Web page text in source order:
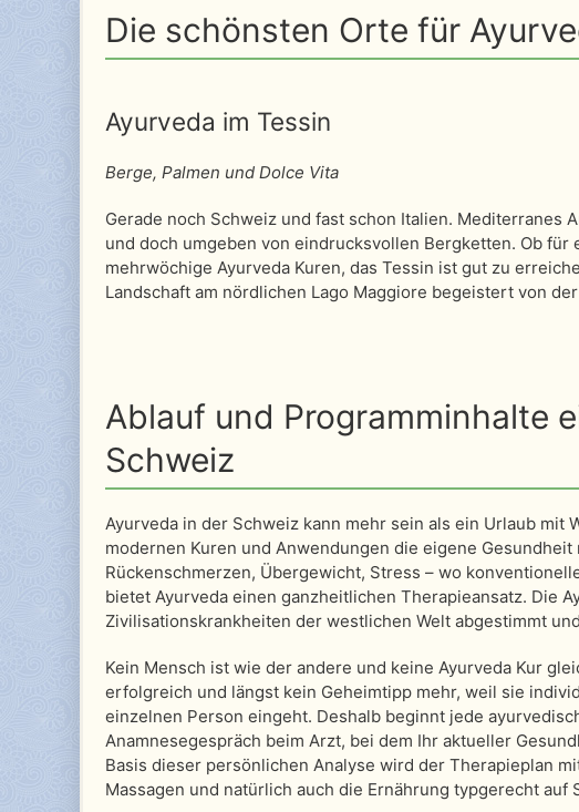
Die schönsten Orte für
Ayurveda im Tessin
Berge, Palmen und Dolce Vita
Gerade noch Schweiz und fast schon Italien. Mediterranes
und doch umgeben von eindrucksvollen Bergketten. Ob für
mehrwöchige Ayurveda Kuren, das Tessin ist gut zu
Landschaft am nördlichen Lago Maggiore begeistert von
Ablauf und Programminhalte
Schweiz
Ayurveda in der Schweiz kann mehr sein als ein Urlaub mit
modernen Kuren und Anwendungen die eigene
Rückenschmerzen, Übergewicht, Stress – wo
bietet Ayurveda einen ganzheitlichen Therapieansatz. Die
Zivilisationskrankheiten der westlichen Welt abgestimmt
Kein Mensch ist wie der andere und keine Ayurveda Kur
erfolgreich und längst kein Geheimtipp mehr, weil sie
einzelnen Person eingeht. Deshalb beginnt jede
Anamnesegespräch beim Arzt, bei dem Ihr aktueller
Basis dieser persönlichen Analyse wird der Therapieplan
Massagen und natürlich auch die Ernährung typgerecht auf